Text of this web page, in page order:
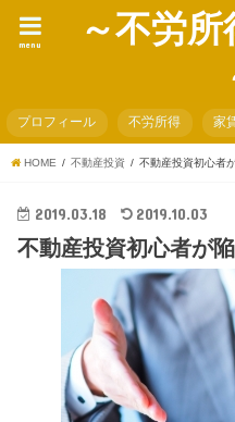
～不労
menu
プロフィール 不労所得 家
HOME 不動産投資 不動産投資初心者
2019.03.18 2019.10.03
不動産投資初心者が